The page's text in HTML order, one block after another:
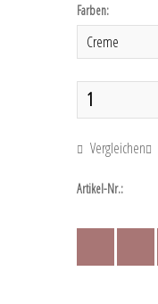
Farben:
Vergleichen
Artikel-Nr.: